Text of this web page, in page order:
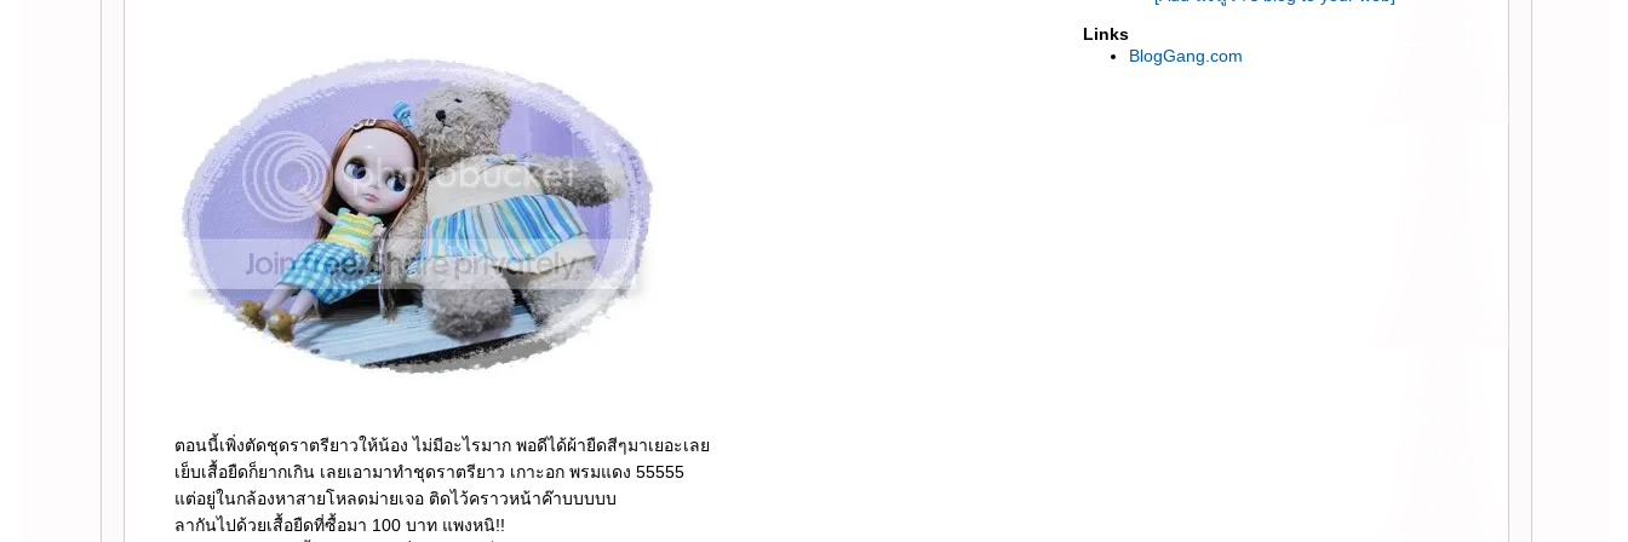
ตอนนี้เพิ่งตัดชุดราตรียาวให้น้อง ไม่มีอะไรมาก พอดีได้ผ้ายืดสีๆมาเยอะเล
เย็บเสื้อยืดก็ยากเกิน เลยเอามาทำชุดราตรียาว เกาะอก พรมแดง 55555
ต่อยู่ในกล้องหาสายโหลดม่ายเจอ ติดไว้คราวหน้าค๊าบบบบบ
ลากันไปด้วยเสื้อยืดที่ซื้อมา 100 บาท แพงหนิ!!
:: จัดกระเป๋าไปเกาหลี แบบหิมะตก อุณหภูมิ
:: รีวิว ทดลองใช้ Samsung Galaxy Camera ::
Links
BlogGang.com